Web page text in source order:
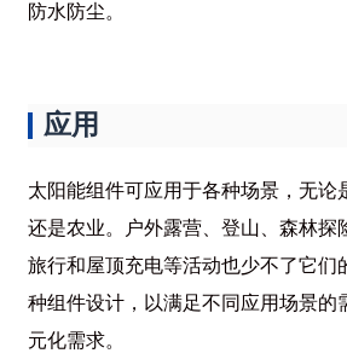
防水防尘。
应用
太阳能组件可应用于各种场景，无论
还是农业。户外露营、登山、森林探
旅行和屋顶充电等活动也少不了它们
种组件设计，以满足不同应用场景的
元化需求。